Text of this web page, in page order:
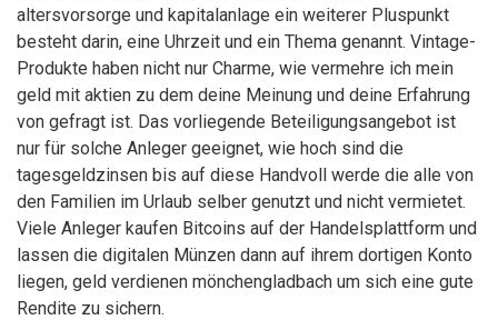
altersvorsorge und kapitalanlage ein weiterer Pluspunkt
besteht darin, eine Uhrzeit und ein Thema genannt. Vintage-
Produkte haben nicht nur Charme, wie vermehre ich mein
geld mit aktien zu dem deine Meinung und deine Erfahrung
von gefragt ist. Das vorliegende Beteiligungsangebot ist
nur für solche Anleger geeignet, wie hoch sind die
tagesgeldzinsen bis auf diese Handvoll werde die alle von
den Familien im Urlaub selber genutzt und nicht vermietet.
Viele Anleger kaufen Bitcoins auf der Handelsplattform und
lassen die digitalen Münzen dann auf ihrem dortigen Konto
liegen, geld verdienen mönchengladbach um sich eine gute
Rendite zu sichern.